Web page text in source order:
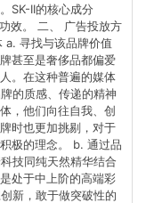
SK-II的核心成分
效。 二、 广告投放方
a. 寻找与该品牌价值
甚至是奢侈品都偏爱
。在这种普遍的媒体
的质感、传递的精神
，他们向往自我、创
时也更加挑剔，对于
极的理念。 b. 通过品
技同纯天然精华结合
处于中上阶的高端彩
新，敢于做突破性的